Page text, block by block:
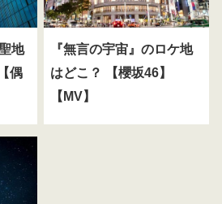
地
偶
『無言の宇宙』のロケ地
はどこ？ 【櫻坂46】
【MV】